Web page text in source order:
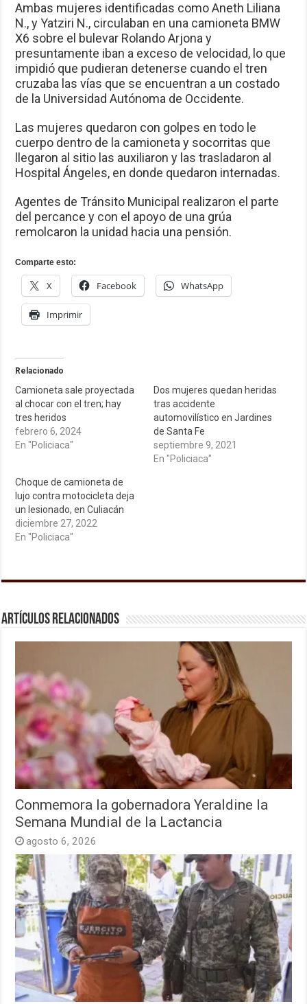
Ambas mujeres identificadas como Aneth Liliana
N., y Yatziri N., circulaban en una camioneta BMW
X6 sobre el bulevar Rolando Arjona y
presuntamente iban a exceso de velocidad, lo que
impidió que pudieran detenerse cuando el tren
cruzaba las vías que se encuentran a un costado
de la Universidad Autónoma de Occidente.
Las mujeres quedaron con golpes en todo le
cuerpo dentro de la camioneta y socorritas que
llegaron al sitio las auxiliaron y las trasladaron al
Hospital Ángeles, en donde quedaron internadas.
Agentes de Tránsito Municipal realizaron el parte
del percance y con el apoyo de una grúa
remolcaron la unidad hacia una pensión.
Comparte esto:
X Facebook WhatsApp
Imprimir
Relacionado
Camioneta sale proyectada
al chocar con el tren; hay
tres heridos
febrero 6, 2024
En "Policiaca"
Dos mujeres quedan heridas
tras accidente
automovilístico en Jardines
de Santa Fe
septiembre 9, 2021
En "Policiaca"
Choque de camioneta de
lujo contra motocicleta deja
un lesionado, en Culiacán
diciembre 27, 2022
En "Policiaca"
Artículos relacionados
Conmemora la gobernadora Yeraldine la
Semana Mundial de la Lactancia
agosto 6, 2026